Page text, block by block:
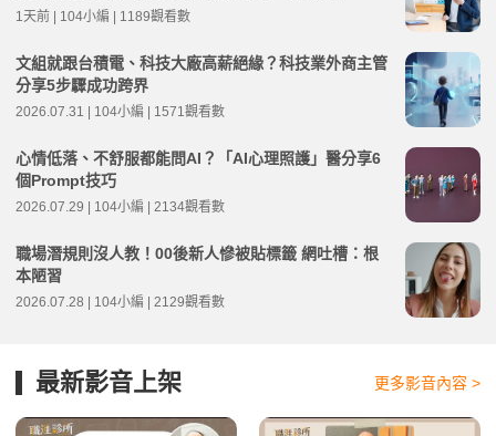
1天前 | 104小編 | 1189觀看數
文組就跟台積電、科技大廠高薪絕緣？科技業外商主管
分享5步驟成功跨界
2026.07.31 | 104小編 | 1571觀看數
心情低落、不舒服都能問AI？「AI心理照護」醫分享6
個Prompt技巧
2026.07.29 | 104小編 | 2134觀看數
職場潛規則沒人教！00後新人慘被貼標籤 網吐槽：根
本陋習
2026.07.28 | 104小編 | 2129觀看數
最新影音上架 更多影音內容 >